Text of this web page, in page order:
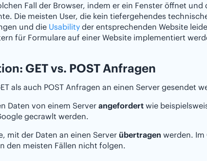
Fall der Browser, indem er ein Fenster öffnet
Die meisten User, die kein tiefergehendes
und die Usability der entsprechenden Website
für Formulare auf einer Website implementiert
GET vs. POST Anfragen
als auch POST Anfragen an einen Server gesendet
Daten von einem Server angefordert wie
gecrawlt werden.
mit der Daten an einen Server übertragen werden. Im
den meisten Fällen nicht folgen.